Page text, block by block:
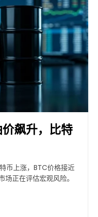
飙升，比特
币上涨，BTC价格接近
正在评估宏观风险。